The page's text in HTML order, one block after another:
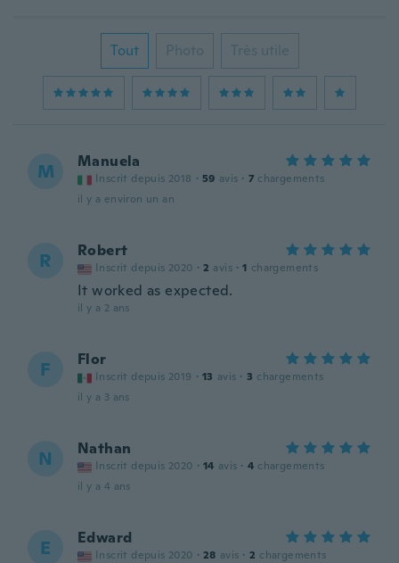
Tout Photo Très utile
M Manuela
Inscrit depuis 2018 · 59 avis · 7 chargements
il y a environ un an
R Robert
Inscrit depuis 2020 · 2 avis · 1 chargements
It worked as expected.
il y a 2 ans
F Flor
Inscrit depuis 2019 · 13 avis · 3 chargements
il y a 3 ans
N Nathan
Inscrit depuis 2020 · 14 avis · 4 chargements
il y a 4 ans
E Edward
Inscrit depuis 2020 · 28 avis · 2 chargements